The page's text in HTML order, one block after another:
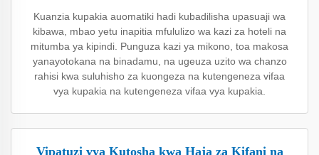
Kuanzia kupakia auomatiki hadi kubadilisha upasuaji wa
kibawa, mbao yetu inapitia mfululizo wa kazi za hoteli na
mitumba ya kipindi. Punguza kazi ya mikono, toa makosa
yanayotokana na binadamu, na ugeuza uzito wa chanzo
rahisi kwa suluhisho za kuongeza na kutengeneza vifaa
vya kupakia na kutengeneza vifaa vya kupakia.
Vipatuzi vya Kutosha kwa Haja za Kifani na